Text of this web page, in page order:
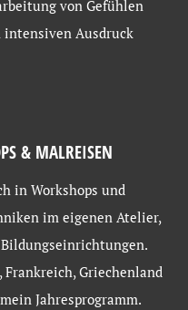
von Gefühlen
intensiven Ausdruck
& MALREISEN
in Workshops und
im eigenen Atelier,
Griechenland
Jahresprogramm.